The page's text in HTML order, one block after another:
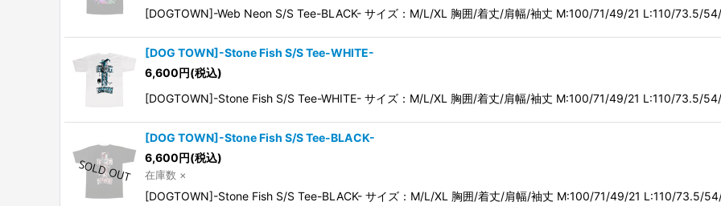
[DOGTOWN]-Web Neon S/S Tee-BLACK- サイズ：M/L/XL 胸囲/着丈/肩幅/袖丈 M:100/71/49/21 L:110/73.5/
[DOG TOWN]-Stone Fish S/S Tee-WHITE-
6,600円(税込)
[DOGTOWN]-Stone Fish S/S Tee-WHITE- サイズ：M/L/XL 胸囲/着丈/肩幅/袖丈 M:100/71/49/21 L:110/73.5/
[DOG TOWN]-Stone Fish S/S Tee-BLACK-
6,600円(税込)
在庫数 ×
[DOGTOWN]-Stone Fish S/S Tee-BLACK- サイズ：M/L/XL 胸囲/着丈/肩幅/袖丈 M:100/71/49/21 L:110/73.5/